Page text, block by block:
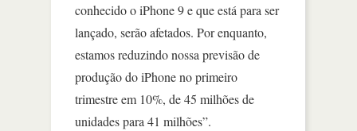
conhecido o iPhone 9 e que está para ser
lançado, serão afetados. Por enquanto,
estamos reduzindo nossa previsão de
produção do iPhone no primeiro
trimestre em 10%, de 45 milhões de
unidades para 41 milhões”.